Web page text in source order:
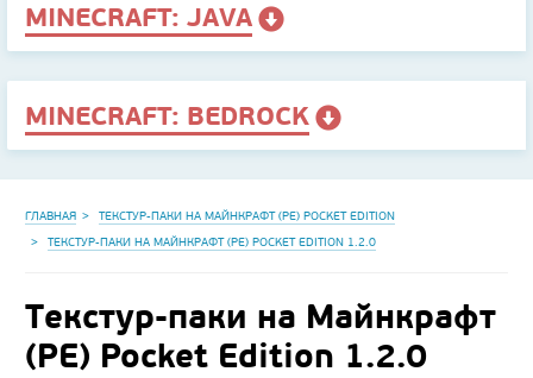
MINECRAFT: JAVA
MINECRAFT: BEDROCK
ГЛАВНАЯ
ТЕКСТУР-ПАКИ НА МАЙНКРАФТ (PE) POCKET EDITION
ТЕКСТУР-ПАКИ НА МАЙНКРАФТ (PE) POCKET EDITION 1.2.0
Текстур-паки на Майнкрафт
(PE) Pocket Edition 1.2.0